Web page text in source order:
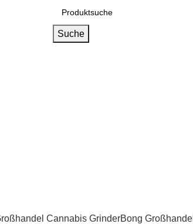
Suche
Cannabis GrinderBong Großhandel